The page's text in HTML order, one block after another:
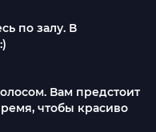
по залу. В
Вам предстоит
чтобы красиво